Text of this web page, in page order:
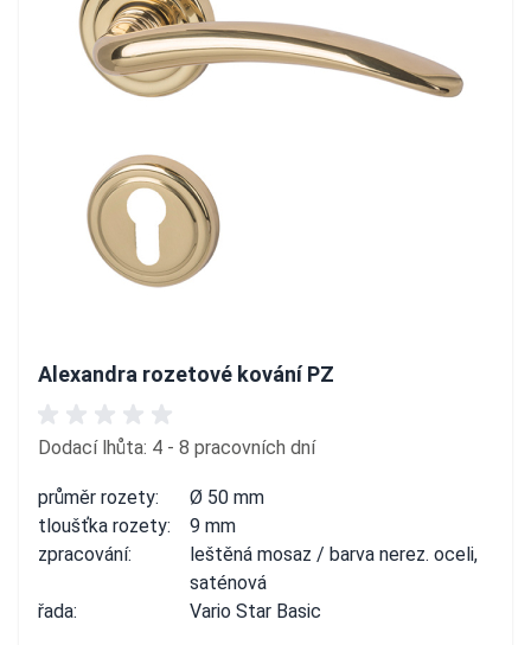
Alexandra rozetové kování PZ
Dodací lhůta: 4 - 8 pracovních dní
průměr rozety:
Ø 50 mm
tloušťka rozety:
9 mm
zpracování:
leštěná mosaz / barva nerez. oceli,
saténová
řada:
Vario Star Basic